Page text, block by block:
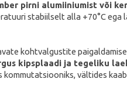
pirni alumiiniumist või
stabiilselt alla +70°C ega
kohtvalgustite
kipsplaadi ja tegeliku
vältides